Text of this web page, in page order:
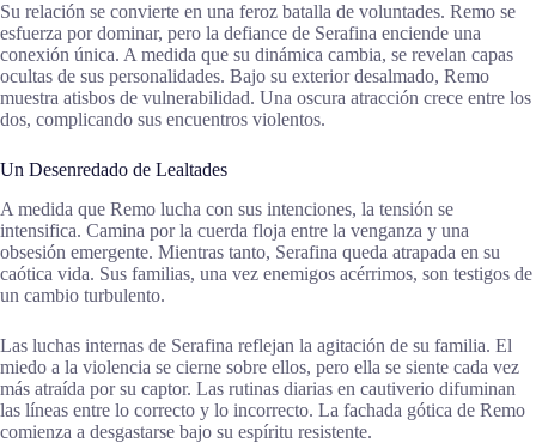
Su relación se convierte en una feroz batalla de voluntades. Remo se
esfuerza por dominar, pero la defiance de Serafina enciende una
conexión única. A medida que su dinámica cambia, se revelan capas
ocultas de sus personalidades. Bajo su exterior desalmado, Remo
muestra atisbos de vulnerabilidad. Una oscura atracción crece entre los
dos, complicando sus encuentros violentos.
Un Desenredado de Lealtades
A medida que Remo lucha con sus intenciones, la tensión se
intensifica. Camina por la cuerda floja entre la venganza y una
obsesión emergente. Mientras tanto, Serafina queda atrapada en su
caótica vida. Sus familias, una vez enemigos acérrimos, son testigos de
un cambio turbulento.
Las luchas internas de Serafina reflejan la agitación de su familia. El
miedo a la violencia se cierne sobre ellos, pero ella se siente cada vez
más atraída por su captor. Las rutinas diarias en cautiverio difuminan
las líneas entre lo correcto y lo incorrecto. La fachada gótica de Remo
comienza a desgastarse bajo su espíritu resistente.